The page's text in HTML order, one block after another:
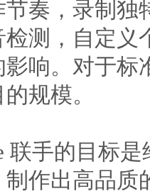
奏，录制独
测，自定义
响。对于标
规模。
联手的目标
作出高品质